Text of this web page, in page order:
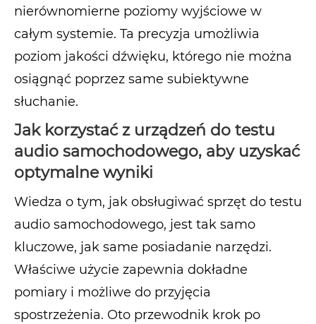
nierównomierne poziomy wyjściowe w
całym systemie. Ta precyzja umożliwia
poziom jakości dźwięku, którego nie można
osiągnąć poprzez same subiektywne
słuchanie.
Jak korzystać z urządzeń do testu
audio samochodowego, aby uzyskać
optymalne wyniki
Wiedza o tym, jak obsługiwać sprzęt do testu
audio samochodowego, jest tak samo
kluczowe, jak same posiadanie narzędzi.
Właściwe użycie zapewnia dokładne
pomiary i możliwe do przyjęcia
spostrzeżenia. Oto przewodnik krok po